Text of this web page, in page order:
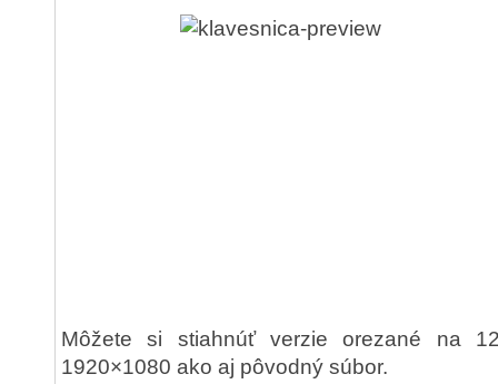
Môžete si stiahnúť verzie orezané na
1920×1080 ako aj pôvodný súbor.